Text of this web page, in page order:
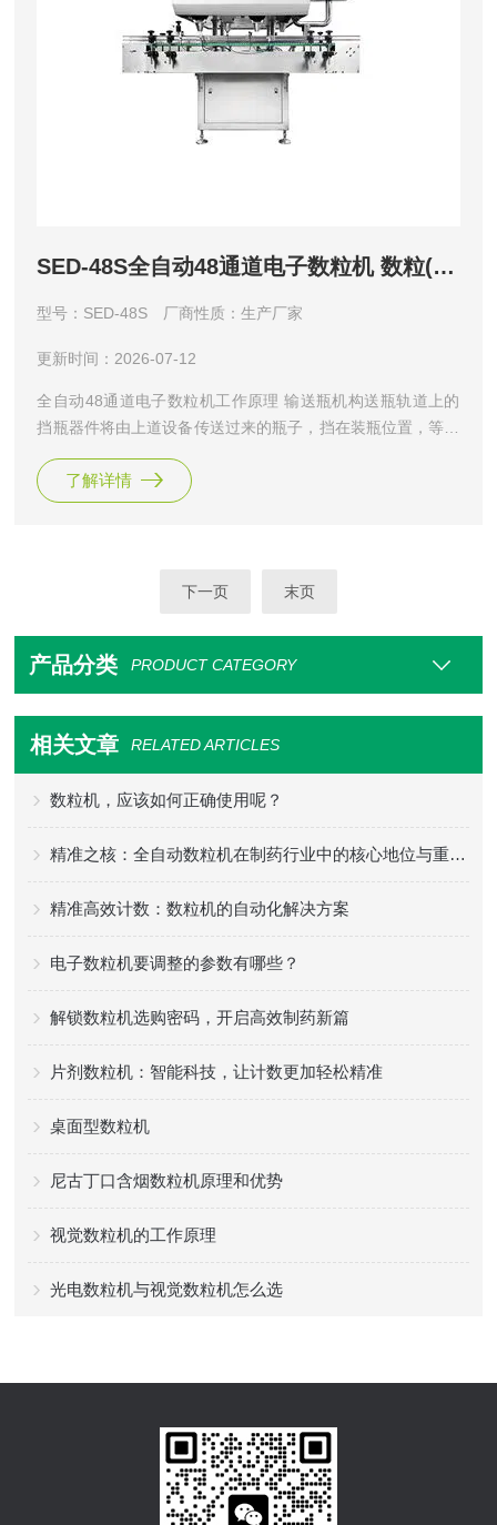
SED-48S全自动48通道电子数粒机 数粒(片)机
型号：SED-48S 厂商性质：生产厂家
更新时间：2026-07-12
全自动48通道电子数粒机工作原理 输送瓶机构送瓶轨道上的
挡瓶器件将由上道设备传送过来的瓶子，挡在装瓶位置，等待
上装有计数光电传感器，落入药仓的药品经光电计数传感器定
量计数后装入装瓶位置的瓶中
了解详情
下一页 末页
产品分类 PRODUCT CATEGORY
相关文章 RELATED ARTICLES
数粒机，应该如何正确使用呢？
精准之核：全自动数粒机在制药行业中的核心地位与重要性
精准高效计数：数粒机的自动化解决方案
电子数粒机要调整的参数有哪些？
解锁数粒机选购密码，开启高效制药新篇
片剂数粒机：智能科技，让计数更加轻松精准
桌面型数粒机
尼古丁口含烟数粒机原理和优势
视觉数粒机的工作原理
光电数粒机与视觉数粒机怎么选